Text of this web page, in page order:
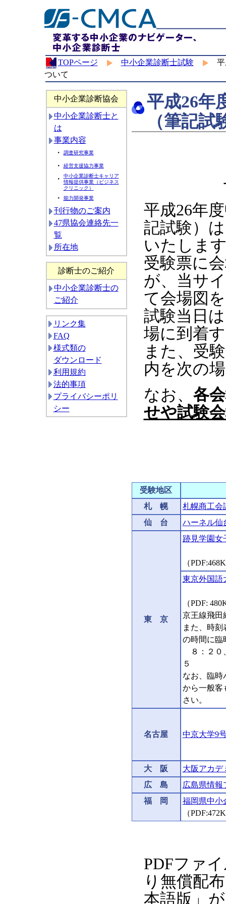
TOPページ 中小企業診断士試験
平
ついて
中小企業診断協会
中小企業診断士と
は
事業内容
・
調査研究事業
・ 経営支援協力事業
・
中小企業診断士キャリア
情報提供事業（ビジネス
クリニック）
・ 能力開発事業
刊行物のご案内
47県協会連絡先一
覧
所在地
診断士のご紹介
中小企業診断士の
ご紹介
リンク集
FAQ
様式類の
ダウンロード
利用規約
法的事項
プライバシーポリ
シー
平成26年
（筆記
平成26年
記試験）
いたしま
受験票に
が、当サ
て会場図
試験当日
場に到着
また、受
内を次の
なお、 各
せや試験
受験地区
札 幌
札幌商工会
仙 台
ハーネル仙
東 京
跡見学園女
（
東京外国語
（PDF:
京王線飛田
また、時
の時間に臨
８：２０
５
なお、臨時
から一般客
さい。
名古屋 中京大学9
大 阪
大阪アカデ
広 島
広島県情報
福 岡
福岡県中小
（
PDFファ
り無償配
本語版」